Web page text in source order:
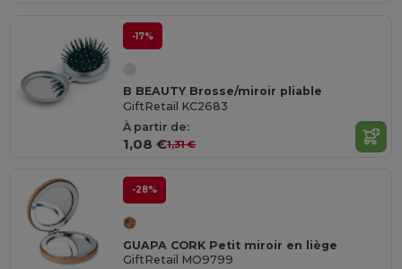
-17%
B BEAUTY Brosse/miroir pliable
GiftRetail KC2683
À partir de:
1,08 €1,31 €
-28%
GUAPA CORK Petit miroir en liège
GiftRetail MO9799